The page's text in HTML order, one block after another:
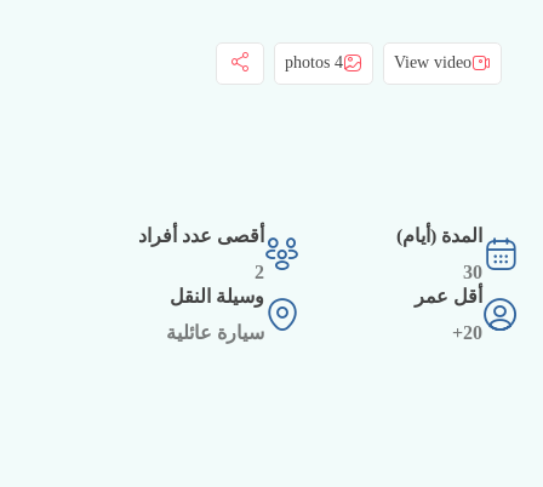
View video
4 photos
المدة (أيام)
30
أقصى عدد أفراد
2
أقل عمر
20+
وسيلة النقل
سيارة عائلية